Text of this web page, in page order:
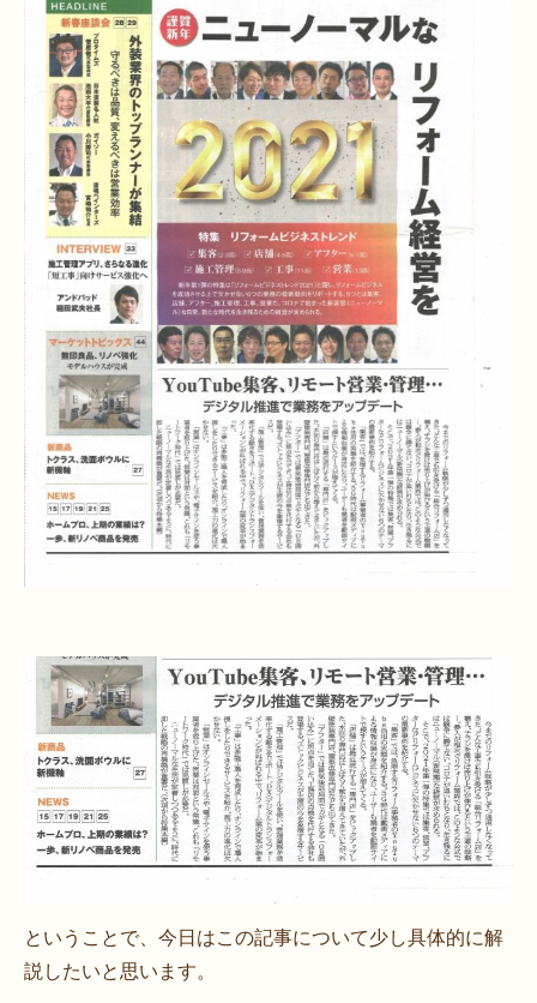
ということで、今日はこの記事について少し具体的に解
説したいと思います。